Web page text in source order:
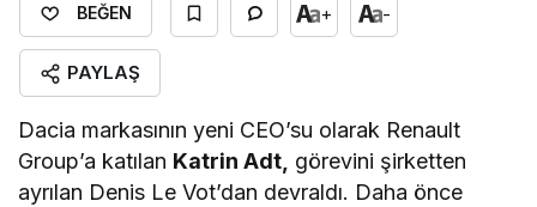
BEĞEN + -
PAYLAŞ
Dacia markasının yeni CEO’su olarak Renault
Group’a katılan Katrin Adt, görevini şirketten
ayrılan Denis Le Vot’dan devraldı. Daha önce